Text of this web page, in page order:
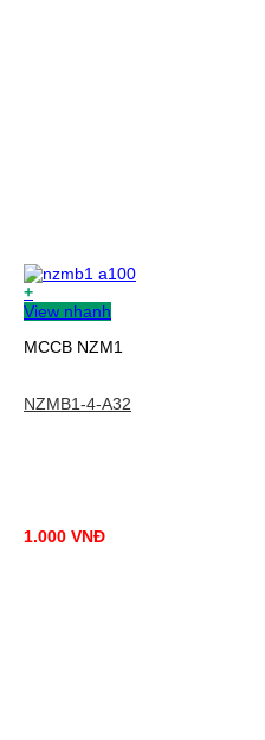
+
View nhanh
MCCB NZM1
NZMB1-4-A32
1.000 VNĐ